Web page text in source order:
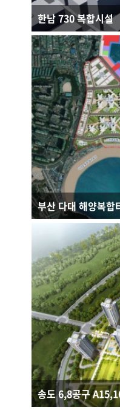
건축용도 : 노
한남 730 복합시설
부산 다대 해양복합
송도 6,8공구